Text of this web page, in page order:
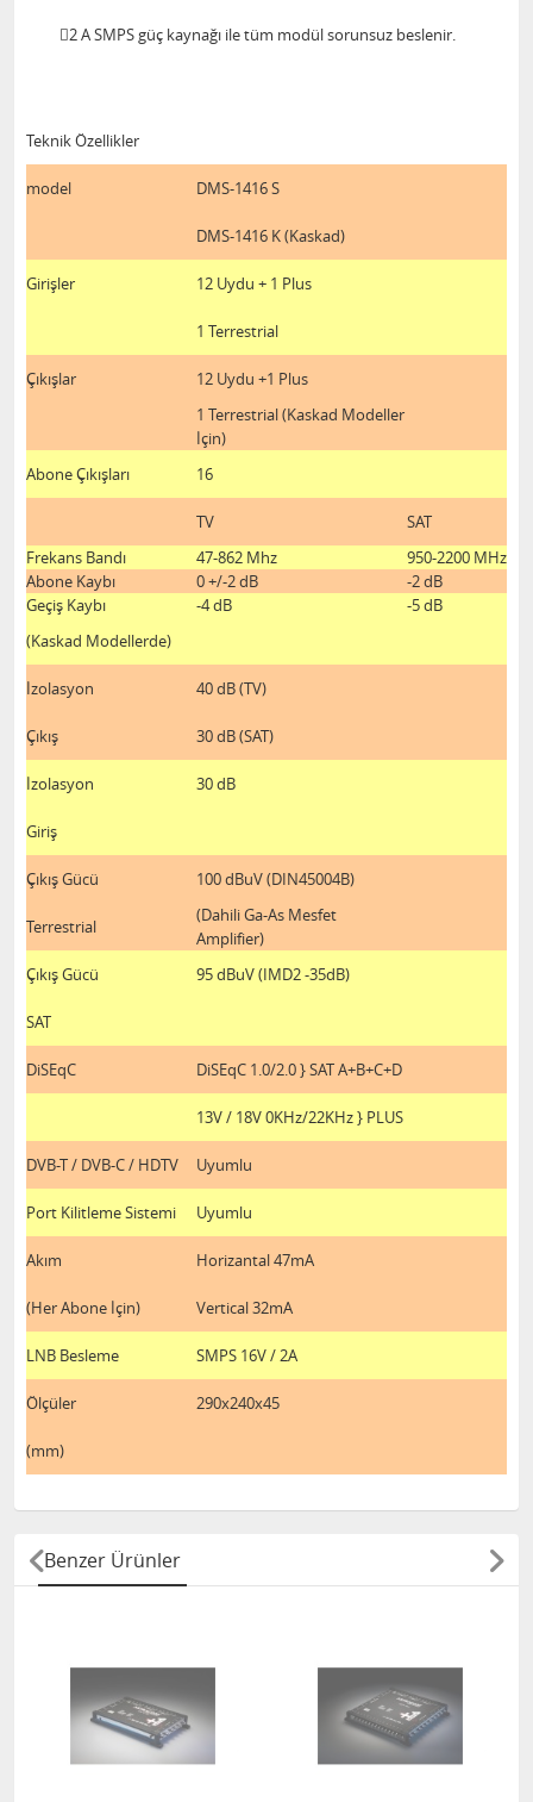
2 A SMPS güç kaynağı ile tüm modül sorunsuz beslenir.
Teknik Özellikler
model DMS-1416 S
DMS-1416 K (Kaskad)
Girişler 12 Uydu + 1 Plus
1 Terrestrial
Çıkışlar
12 Uydu +1 Plus
1 Terrestrial (Kaskad Modeller
İçin)
Abone Çıkışları
16
TV
SAT
Frekans Bandı
47-862 Mhz
950-2200 MHz
Abone Kaybı
0 +/-2 dB
-2 dB
Geçiş Kaybı
-4 dB
-5 dB
(Kaskad Modellerde)
İzolasyon 40 dB (TV)
Çıkış 30 dB (SAT)
İzolasyon 30 dB
Giriş
Çıkış Gücü 100 dBuV (DIN45004B)
Terrestrial
(Dahili Ga-As Mesfet
Amplifier)
Çıkış Gücü
95 dBuV (IMD2 -35dB)
SAT
DiSEqC DiSEqC 1.0/2.0 } SAT A+B+C+D
13V / 18V 0KHz/22KHz } PLUS
DVB-T / DVB-C / HDTV Uyumlu
Port Kilitleme Sistemi Uyumlu
Akım Horizantal 47mA
(Her Abone İçin) Vertical 32mA
LNB Besleme SMPS 16V / 2A
Ölçüler 290x240x45
(mm)
Benzer Ürünler